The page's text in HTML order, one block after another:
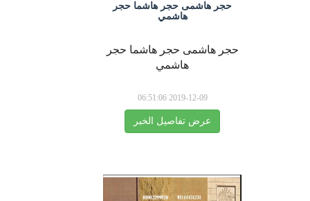
حجر هاشمى حجر هاشما حجر
هاشمي
حجر هاشمى حجر هاشما حجر
هاشمي
2019-12-09 06:51:06
عرض تفاصيل الخبر